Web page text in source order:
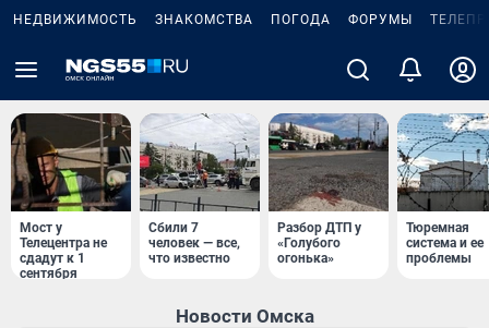
НЕДВИЖИМОСТЬ ЗНАКОМСТВА ПОГОДА ФОРУМЫ
Мост у
Телецентра не
сдадут к 1
сентября
Сбили 7
человек — все,
что известно
Разбор ДТП у
«Голубого
огонька»
Тюремная
система и ее
проблемы
Новости Омска